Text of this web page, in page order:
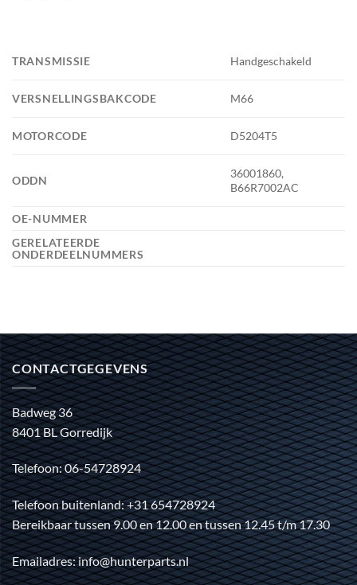
TRANSMISSIE Handgeschakeld
VERSNELLINGSBAKCODE M66
MOTORCODE D5204T5
ODDN
36001860,
B66R7002AC
OE-NUMMER
GERELATEERDE
ONDERDEELNUMMERS
CONTACTGEGEVENS
Badweg 36
8401 BL Gorredijk
Telefoon: 06-54728924
Telefoon buitenland: +31 654728924
Bereikbaar tussen 9.00 en 12.00 en tussen 12.45 t/m 17.30
Emailadres: info@hunterparts.nl